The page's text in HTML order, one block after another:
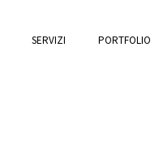
SERVIZI PORTFOLIO